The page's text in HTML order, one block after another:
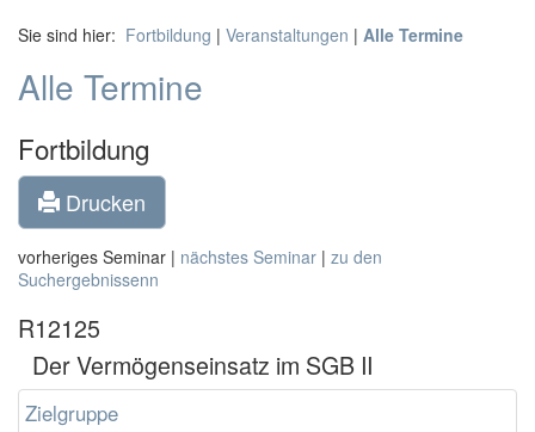
Sie sind hier: Fortbildung | Veranstaltungen | Alle Termine
Alle Termine
Fortbildung
Drucken
vorheriges Seminar | nächstes Seminar | zu den
Suchergebnissenn
R12125
Der Vermögenseinsatz im SGB II
Zielgruppe